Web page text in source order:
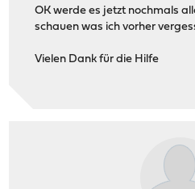
OK werde es jetzt nochmals
schauen was ich vorher
Vielen Dank für die Hilfe